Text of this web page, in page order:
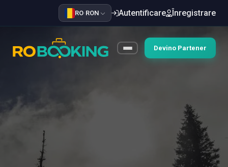
RO·RON Autentificare Înregistrare
Devino Partener